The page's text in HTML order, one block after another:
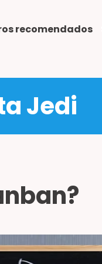
recomendados
Jedi